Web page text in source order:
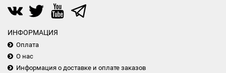
ИНФОРМАЦИЯ
Оплата
О нас
Информация о доставке и оплате заказов